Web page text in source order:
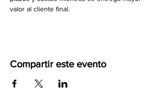
valor al cliente final.
Compartir este evento